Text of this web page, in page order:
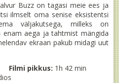
Buzz on tagasi meie ees ja
ilmselt oma senise eksistentsi
väljakutsega, milleks on
enam aega ja tahtmist mängida
ekraan pakub midagi uut
Filmi pikkus: 1h 42 min